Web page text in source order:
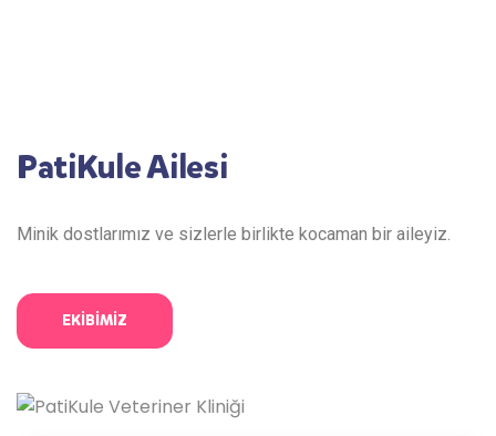
PatiKule Ailesi
Minik dostlarımız ve sizlerle birlikte kocaman bir aileyiz.
EKİBİMİZ